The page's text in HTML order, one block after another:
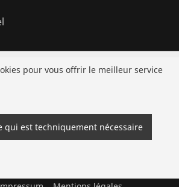
Werkzeuge GmbH
pour vous offrir le meilleur service
qui est techniquement nécessaire